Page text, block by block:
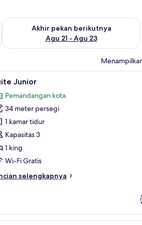
Agu 14 - Agu 16
Akhir pekan berikutnya
Agu 21 - Agu 23
Periksa ketersediaan untuk akhir
brankas, meja kerja, dan kedap suara
Suite Junior |
7 Junior
Pemandangan kota
34 meter persegi
1 kamar tidur
Kapasitas 3
1 king
Wi-Fi Gratis
selengkapnya